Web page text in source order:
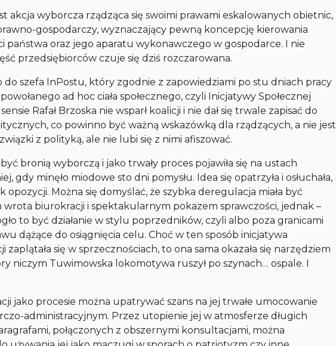
akcja wyborcza rządząca się swoimi prawami eskalowanych obietnic,
gospodarczy, wyznaczający pewną koncepcję kierowania
państwa oraz jego aparatu wykonawczego w gospodarce. I nie
przedsiębiorców czuje się dziś rozczarowana.
do szefa InPostu, który zgodnie z zapowiedziami po stu dniach pracy
powołanegoad hoc ciała społecznego, czyli Inicjatywy Społecznej
Rafał Brzoska nie wsparł koalicji i nie dał się trwale zapisać do
co powinno być ważną wskazówką dla rządzących, a nie jest
z polityką, ale nie lubi się z nimi afiszować.
bronią wyborczą i jako trwały proces pojawiła się na ustach
gdy minęło miodowe sto dni pomysłu. Idea się opatrzyła i osłuchała,
opozycji. Można się domyślać, że szybka deregulacja miała być
wrota biurokracji i spektakularnym pokazem sprawczości, jednak –
to być działanie w stylu poprzedników, czyli albo poza granicami
dążące do osiągnięcia celu. Choć w ten sposób inicjatywa
się w sprzecznościach, to ona sama okazała się narzędziem
niczym Tuwimowska lokomotywa ruszył po szynach… ospale. I
jako procesie można upatrywać szans na jej trwałe umocowanie
administracyjnym. Przez utopienie jej w atmosferze długich
połączonych z obszernymi konsultacjami, można